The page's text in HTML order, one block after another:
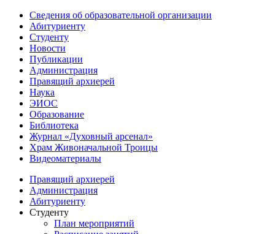
Сведения об образовательной организации
Абитуриенту
Студенту
Новости
Публикации
Администрация
Правящий архиерей
Наука
ЭИОС
Образование
Библиотека
Журнал «Духовный арсенал»
Храм Живоначальной Троицы
Видеоматериалы
Правящий архиерей
Администрация
Абитуриенту
Студенту
План мероприятий